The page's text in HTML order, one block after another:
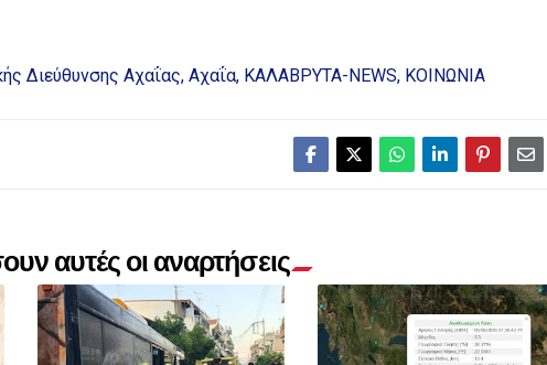
Διεύθυνσης Αχαΐας Αχαΐα ΚΑΛΑΒΡΥΤΑ-NEWS ΚΟΙΝΩΝΙΑ
αυτές οι αναρτήσεις